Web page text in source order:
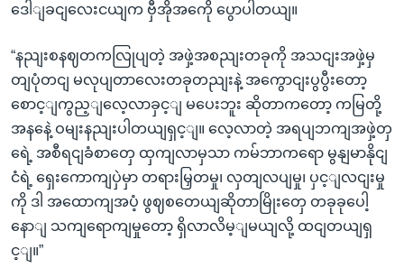
ဒေါျခငျလေးငယျက ဗှီအိုအကေို ပွောပါတယျ။
“နညျးစနဈတကလြုပျတဲ့ အဖှဲ့အစညျးတခုကို အသငျးအဖှဲ့မှ
တျပုံတငျ မလုပျတာလေးတခုတညျးနဲ့ အကွောငျးပွပွီးတော့
စောင့ျကွည့ျလေ့လာခှင့ျ မပေးဘူး ဆိုတာကတော့ ကမြတို့
အနနေဲ့ ဝမျးနညျးပါတယျရှင့ျ။ လေ့လာတဲ့ အရပျဘကျအဖှဲ့တှ
ရေဲ့ အစီရငျခံစာတှေ ထှကျလာမှသာ ကမ်ဘာကရော မွနျမာနိုငျ
ငံရဲ့ ရှေးကောကျပှဲမှာ တရားမြှတမှု၊ လှတျလပျမှု၊ ပှင့ျလငျးမှု
ကို ဒါ အထောကျအပံ့ ဖွဈစတေယျဆိုတာမြိုးတှေ တခုခုပေါ့
နောျ သကျရောကျမှုတော့ ရှိလာလိမ့ျမယျလို့ ထငျတယျရှ
င့ျ။”